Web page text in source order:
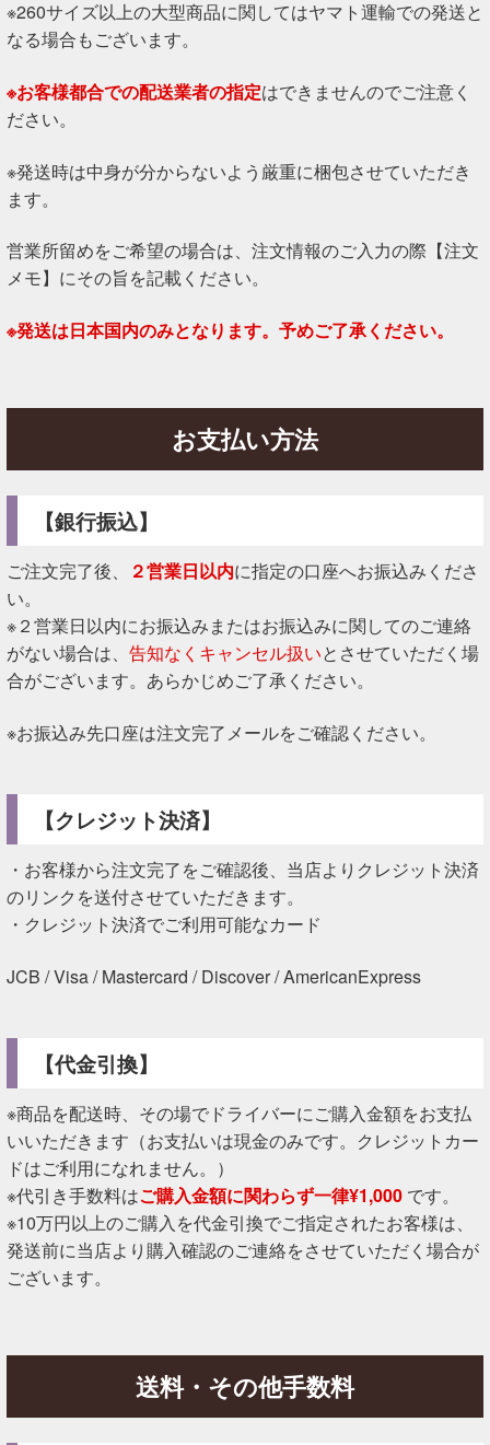
※260サイズ以上の大型商品に関してはヤマト運輸での発送と
なる場合もございます。
※お客様都合での配送業者の指定はできませんのでご注意く
ださい。
※発送時は中身が分からないよう厳重に梱包させていただき
ます。
営業所留めをご希望の場合は、注文情報のご入力の際【注文
メモ】にその旨を記載ください。
※発送は日本国内のみとなります。予めご了承ください。
お支払い方法
【銀行振込】
ご注文完了後、 ２営業日以内に指定の口座へお振込みくださ
い。
※２営業日以内にお振込みまたはお振込みに関してのご連絡
がない場合は、 告知なくキャンセル扱いとさせていただく場
合がございます。あらかじめご了承ください。
※お振込み先口座は注文完了メールをご確認ください。
【クレジット決済】
・お客様から注文完了をご確認後、当店よりクレジット決済
のリンクを送付させていただきます。
・クレジット決済でご利用可能なカード
JCB / Visa / Mastercard / Discover / AmericanExpress
【代金引換】
※商品を配送時、その場でドライバーにご購入金額をお支払
いいただきます（お支払いは現金のみです。クレジットカー
ドはご利用になれません。）
※代引き手数料はご購入金額に関わらず一律¥1,000です。
※10万円以上のご購入を代金引換でご指定されたお客様は、
発送前に当店より購入確認のご連絡をさせていただく場合が
ございます。
送料・その他手数料